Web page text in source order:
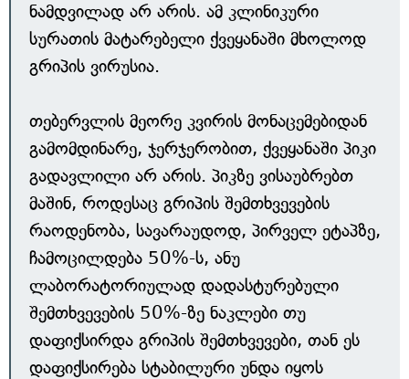
ნამდვილად არ არის. ამ კლინიკური
სურათის მატარებელი ქვეყანაში მხოლოდ
გრიპის ვირუსია.
თებერვლის მეორე კვირის მონაცემებიდან
გამომდინარე, ჯერჯერობით, ქვეყანაში პიკი
გადავლილი არ არის. პიკზე ვისაუბრებთ
მაშინ, როდესაც გრიპის შემთხვევების
რაოდენობა, სავარაუდოდ, პირველ ეტაპზე,
ჩამოცილდება 50%-ს, ანუ
ლაბორატორიულად დადასტურებული
შემთხვევების 50%-ზე ნაკლები თუ
დაფიქსირდა გრიპის შემთხვევები, თან ეს
დაფიქსირება სტაბილური უნდა იყოს